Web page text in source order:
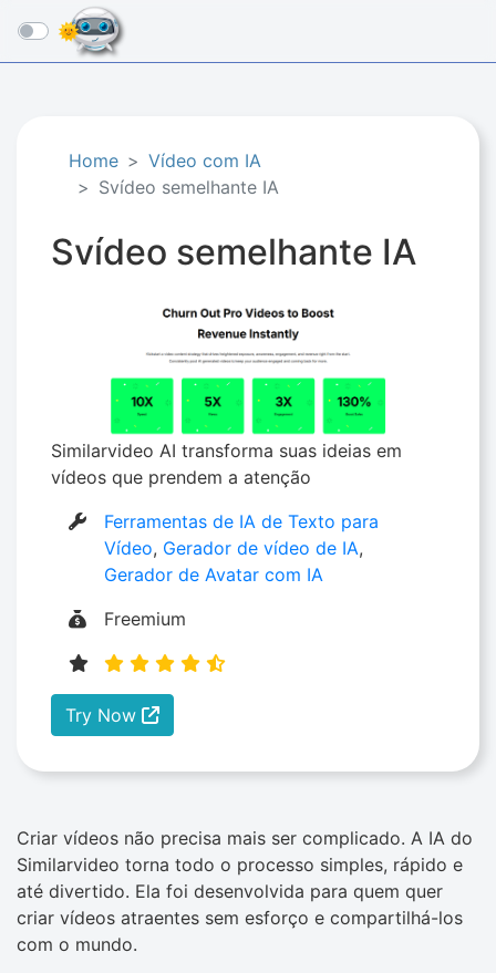
☰
Home
Vídeo com IA
Svídeo semelhante IA
Svídeo semelhante IA
Similarvideo AI transforma suas ideias em
vídeos que prendem a atenção
Ferramentas de IA de Texto para
Vídeo, Gerador de vídeo de IA,
Gerador de Avatar com IA
Freemium
Try Now
Criar vídeos não precisa mais ser complicado. A IA do
Similarvideo torna todo o processo simples, rápido e
até divertido. Ela foi desenvolvida para quem quer
criar vídeos atraentes sem esforço e compartilhá-los
com o mundo.